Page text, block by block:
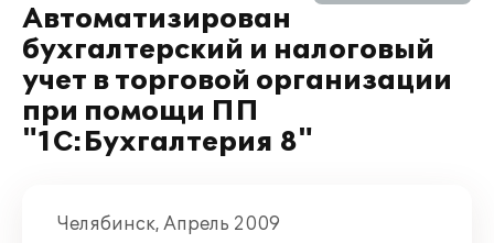
Автоматизирован
бухгалтерский и налоговый
учет в торговой организации
при помощи ПП
"1С:Бухгалтерия 8"
Челябинск, Апрель 2009